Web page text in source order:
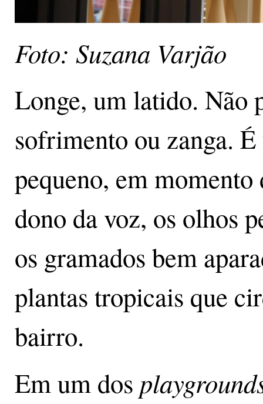
Foto: Suzana Varjão
Longe, um latido. Não
sofrimento ou zanga.
pequeno, em
dono da voz, os olhos
os gramados bem
plantas tropicais que
bairro.
Em um dos